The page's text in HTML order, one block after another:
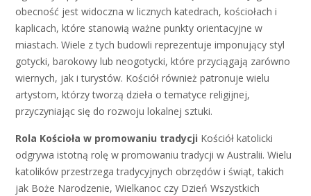
obecność jest widoczna w licznych katedrach, kościołach i
kaplicach, które stanowią ważne punkty orientacyjne w
miastach. Wiele z tych budowli reprezentuje imponujący styl
gotycki, barokowy lub neogotycki, które przyciągają zarówno
wiernych, jak i turystów. Kościół również patronuje wielu
artystom, którzy tworzą dzieła o tematyce religijnej,
przyczyniając się do rozwoju lokalnej sztuki.
Rola Kościoła w promowaniu tradycji Kościół katolicki
odgrywa istotną rolę w promowaniu tradycji w Australii. Wielu
katolików przestrzega tradycyjnych obrzędów i świąt, takich
jak Boże Narodzenie, Wielkanoc czy Dzień Wszystkich